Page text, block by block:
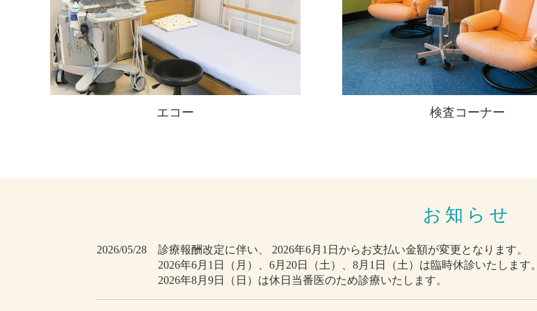
エコー 検査コーナー
お知らせ
2026/05/28
診療報酬改定に伴い、 2026年6月1日からお支払い金額が変更となります。
2026年6月1日（月）、6月20日（土）、8月1日（土）は臨時休診いたします。
2026年8月9日（日）は休日当番医のため診療いたします。